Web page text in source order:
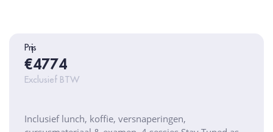
Prijs
€4774
Exclusief BTW
Inclusief lunch, koffie, versnaperingen,